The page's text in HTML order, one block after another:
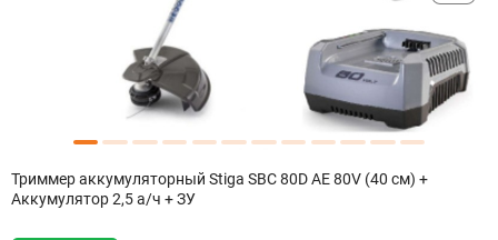
Триммер аккумуляторный Stiga SBC 80D AE 80V (40 см) +
Аккумулятор 2,5 а/ч + ЗУ